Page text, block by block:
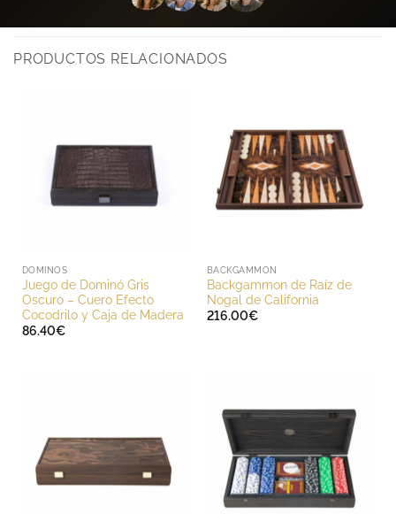
PRODUCTOS RELACIONADOS
DOMINOS
Juego de Dominó Gris
Oscuro – Cuero Efecto
Cocodrilo y Caja de Madera
86.40€
BACKGAMMON
Backgammon de Raíz de
Nogal de California
216.00€